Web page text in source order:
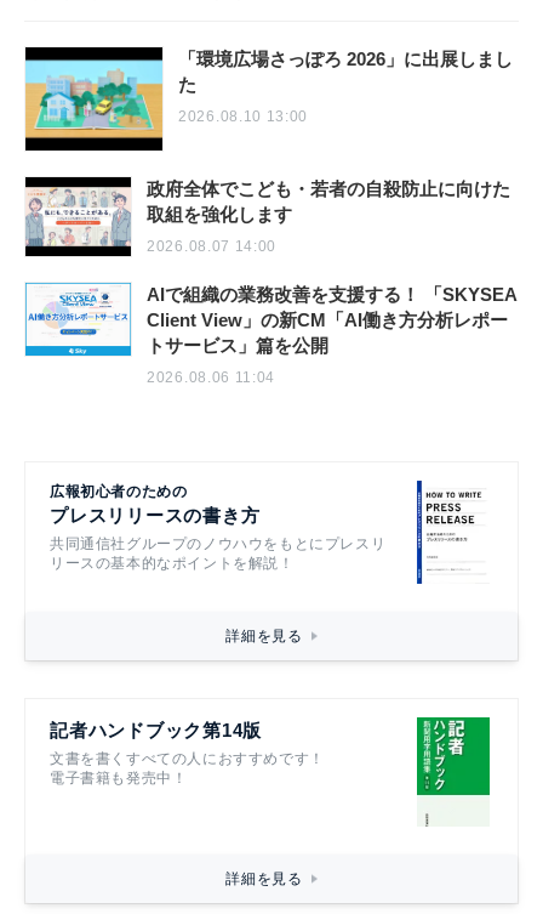
「環境広場さっぽろ 2026」に出展しまし
た
2026.08.10 13:00
政府全体でこども・若者の自殺防止に向けた
取組を強化します
2026.08.07 14:00
AIで組織の業務改善を支援する！ 「SKYSEA
Client View」の新CM「AI働き方分析レポー
トサービス」篇を公開
2026.08.06 11:04
広報初心者のための
プレスリリースの書き方
共同通信社グループのノウハウをもとにプレスリ
リースの基本的なポイントを解説！
詳細を見る
記者ハンドブック第14版
文書を書くすべての人におすすめです！
電子書籍も発売中！
詳細を見る